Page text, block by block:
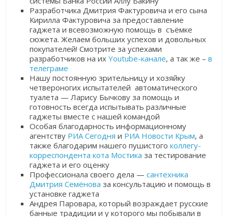
Разработчика Дмитрия Фактуровича и его сына
Кирилла Фактуровича за предоставление
гаджета и всевозможную помощь в съёмке
сюжета. Желаем больших успехов и довольных
покупателей! Смотрите за успехами
разработчиков на ихYoutube-канале, а так же –в
телеграме
Нашу постоянную зрительницу и хозяйку
четвероногих испытателей автоматического
туалета — Ларису Бычкову за помощь и
готовность всегда испытывать различные
гаджеты вместе с нашей командой
Особая благодарность информационному
агентству РИА Сегодня и РИА Новости Крым, а
также благодарим нашего пушистогоколлегу-
корреспондента кота Мостиказа тестирование
гаджета и его оценку
Профессионала своего дела —сантехника
Дмитрия Семёноваза консультацию и помощь в
установке гаджета
Андрея Паровара, который возраждает русские
банные традиции и у которого мы побывали в